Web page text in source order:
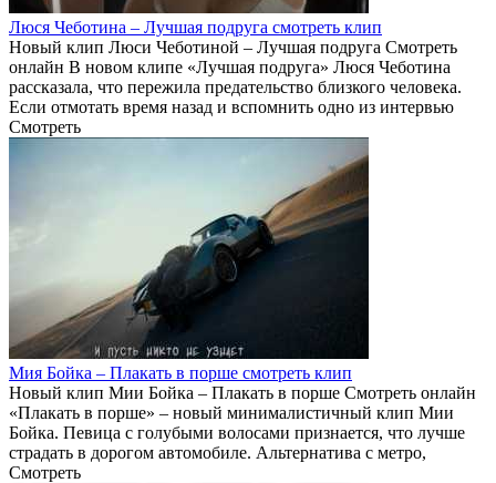
Люся Чеботина – Лучшая подруга смотреть клип
Новый клип Люси Чеботиной – Лучшая подруга Смотреть
онлайн В новом клипе «Лучшая подруга» Люся Чеботина
рассказала, что пережила предательство близкого человека.
Если отмотать время назад и вспомнить одно из интервью
Смотреть
Мия Бойка – Плакать в порше смотреть клип
Новый клип Мии Бойка – Плакать в порше Смотреть онлайн
«Плакать в порше» – новый минималистичный клип Мии
Бойка. Певица с голубыми волосами признается, что лучше
страдать в дорогом автомобиле. Альтернатива с метро,
Смотреть